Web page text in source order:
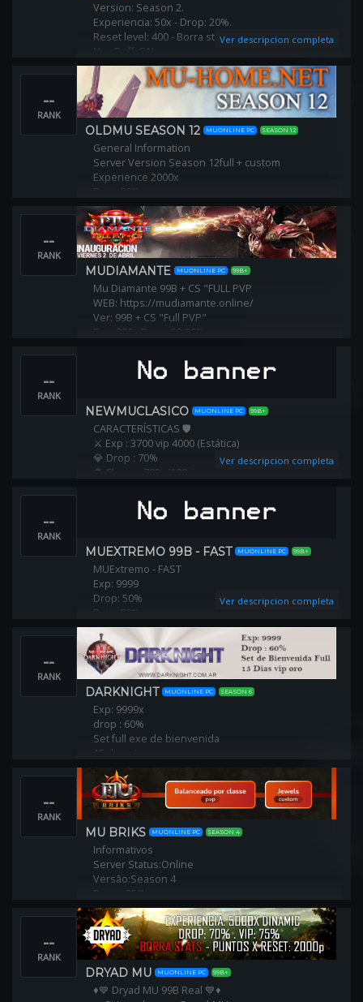
Version: Season 2.
Experiencia: 50x - Drop: 20%.
Reset level: 400 - Borra stats: NO.
Npc Buff: ON.
Spots : 5 mobs en todos los mapas.
No hay Skills, ni Items Quest en Shops.
No hay Items F.O, ni Editados.
No hay GMs ayudando.
Ver descripcion completa
--
RANK
OLDMU SEASON 12 MUONLINE PC SEASON 12
General Information
Server Version Season 12full + custom
Experience 2000x
Drop 80%
--
RANK
MUDIAMANTE MUONLINE PC 99B+
Mu Diamante 99B + CS "FULL PVP
WEB: https://mudiamante.online/
Ver: 99B + CS "Full PVP"
Exp: 999x Drop: 60-90%
--
RANK
NEWMUCLASICO MUONLINE PC 99B+
CARACTERÍSTICAS 🛡
⚔ Exp : 3700 vip 4000 (Estática)
💎 Drop : 70%
⚗ Chaos : 70% /100vip
🔥 Nivel Reset: 350
🧨 Reset: mantiene los puntos ✅
Ver descripcion completa
--
RANK
MUEXTREMO 99B - FAST MUONLINE PC 99B+
MUExtremo - FAST
Exp: 9999
Drop: 50%
Rate: 80%
------------------------
Reset: 400 LVL.
Spots:
* Lorencia
* Devias 3
* Noria
* LT 7
* Stadium Full
* Crywolf
* Muchos mas.
Ver descripcion completa
--
RANK
DARKNIGHT MUONLINE PC SEASON 6
Exp: 9999x
drop : 60%
Set full exe de bienvenida
15 dias vip oro
--
RANK
MU BRIKS MUONLINE PC SEASON 4
Informativos
Server Status:Online
Versão:Season 4
Drops:35%
Experiencia:50-250x
Reset:Pontuativo
Custom Jewels:Ativo
--
RANK
DRYAD MU MUONLINE PC 99B+
♦💙 Dryad MU 99B Real 💙♦